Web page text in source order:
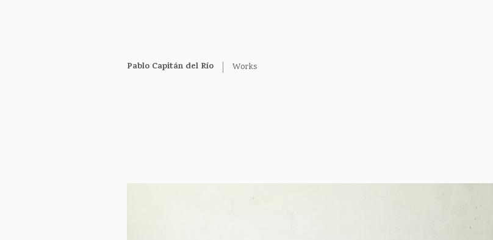
Pablo Capitán del Río Works